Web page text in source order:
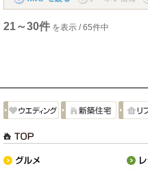
21～30件 を表示 / 65件中